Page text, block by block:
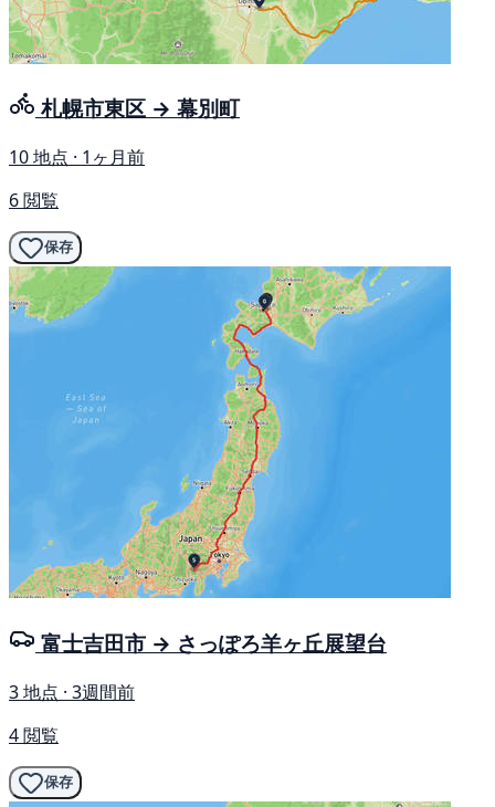
札幌市東区 → 幕別町
10 地点 · 1ヶ月前
6 閲覧
保存
富士吉田市 → さっぽろ羊ヶ丘展望台
3 地点 · 3週間前
4 閲覧
保存